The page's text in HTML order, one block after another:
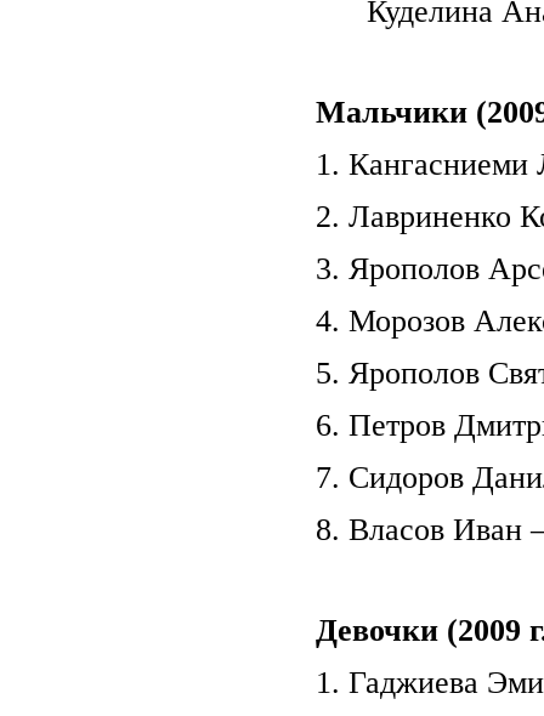
Куделина
Мальчики
1. Кангасниеми
2. Лавриненко
3. Ярополов
4. Морозов
5. Ярополов
6. Петров
7. Сидоров
8. Власов Иван
Девочки (2009
1. Гаджиева